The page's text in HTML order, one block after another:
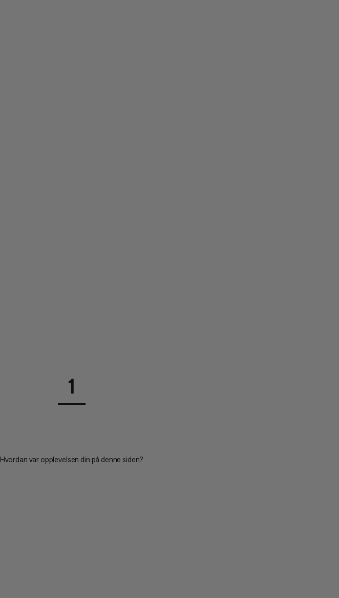
1
Hvordan var opplevelsen din på denne siden?